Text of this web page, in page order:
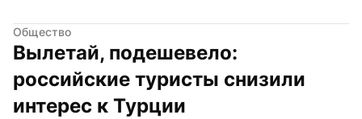
Общество
Вылетай, подешевело:
российские туристы снизили
интерес к Турции